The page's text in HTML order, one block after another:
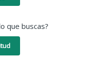
que buscas?